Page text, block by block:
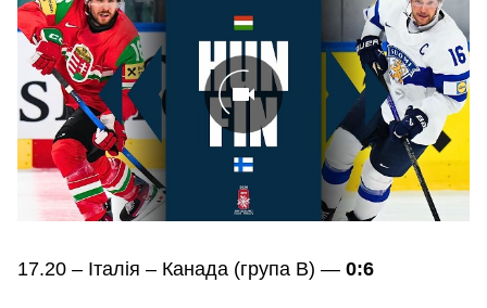
17.20 – Італія – Канада (група В) — 0:6